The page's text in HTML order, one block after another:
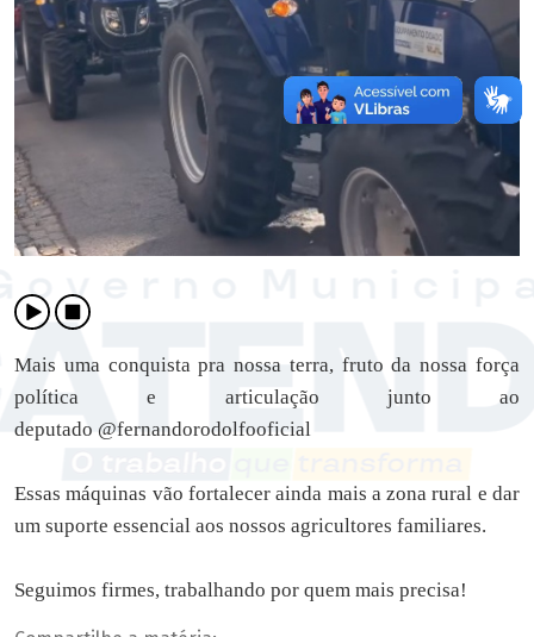
Mais uma conquista pra nossa terra, fruto da nossa força
política e articulação junto ao
deputado @fernandorodolfooficial
Essas máquinas vão fortalecer ainda mais a zona rural e dar
um suporte essencial aos nossos agricultores familiares.
Seguimos firmes, trabalhando por quem mais precisa!